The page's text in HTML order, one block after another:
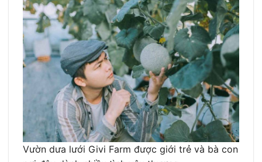
Vườn dưa lưới Givi Farm được giới trẻ và bà con